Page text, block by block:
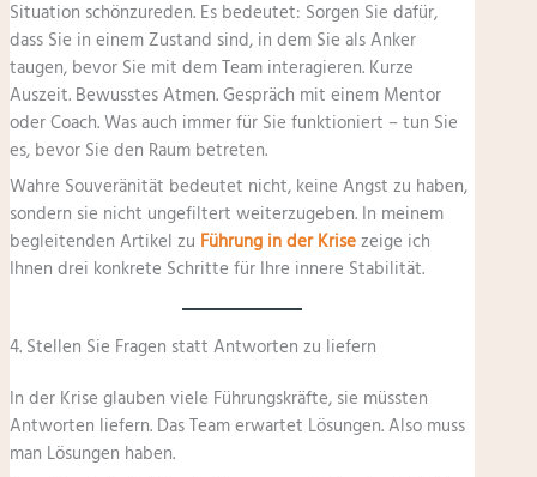
Situation schönzureden. Es bedeutet: Sorgen Sie dafür,
dass Sie in einem Zustand sind, in dem Sie als Anker
taugen, bevor Sie mit dem Team interagieren. Kurze
Auszeit. Bewusstes Atmen. Gespräch mit einem Mentor
oder Coach. Was auch immer für Sie funktioniert – tun Sie
es, bevor Sie den Raum betreten.
Wahre Souveränität bedeutet nicht, keine Angst zu haben,
sondern sie nicht ungefiltert weiterzugeben. In meinem
begleitenden Artikel zu Führung in der Krisezeige ich
Ihnen drei konkrete Schritte für Ihre innere Stabilität.
4. Stellen Sie Fragen statt Antworten zu liefern
In der Krise glauben viele Führungskräfte, sie müssten
Antworten liefern. Das Team erwartet Lösungen. Also muss
man Lösungen haben.